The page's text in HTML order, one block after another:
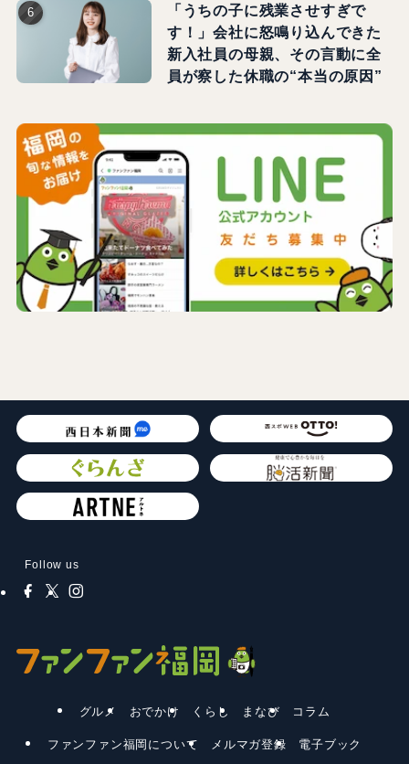
「うちの子に残業させすぎで
す！」会社に怒鳴り込んできた
新入社員の母親、その言動に全
員が察した休職の“本当の原因”
Follow us
グルメ おでかけ くらし まなび コラム
ファンファン福岡について メルマガ登録 電子ブック